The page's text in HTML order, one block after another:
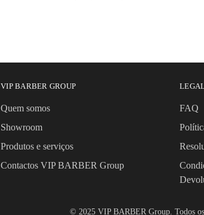
VIP BARBER GROUP
Quem somos
Showroom
Produtos e serviços
Contactos VIP BARBER Group
FAQ
© 2025 VIP BARBER Group. Todos